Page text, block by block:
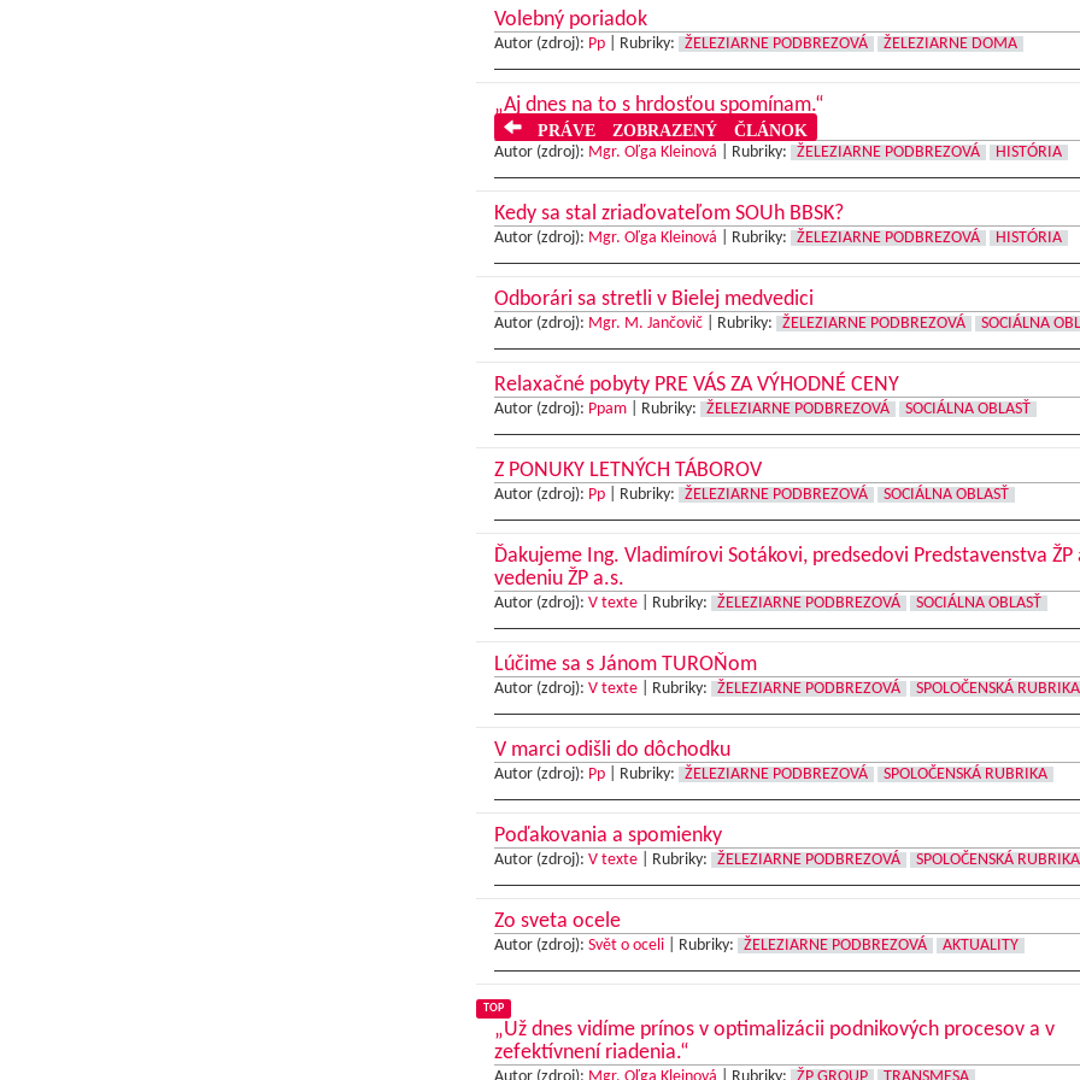
Volebný poriadok
Autor (zdroj): Pp| Rubriky: ŽELEZIARNE PODBREZOVÁ ŽELEZIARNE DOMA
„Aj dnes na to s hrdosťou spomínam.“
PRÁVE ZOBRAZENÝ ČLÁNOK
Autor (zdroj): Mgr. Oľga Kleinová Rubriky: ŽELEZIARNE PODBREZOVÁ HISTÓRIA
Kedy sa stal zriaďovateľom SOUh BBSK?
Autor (zdroj): Mgr. Oľga Kleinová Rubriky: ŽELEZIARNE PODBREZOVÁ HISTÓRIA
Odborári sa stretli v Bielej medvedici
Autor (zdroj): Mgr. M. Jančovič| Rubriky: ŽELEZIARNE PODBREZOVÁ SOCIÁLNA
Relaxačné pobyty PRE VÁS ZA VÝHODNÉ CENY
Autor (zdroj): Ppam| Rubriky: ŽELEZIARNE PODBREZOVÁ SOCIÁLNA OBLASŤ
Z PONUKY LETNÝCH TÁBOROV
Autor (zdroj): Pp| Rubriky: ŽELEZIARNE PODBREZOVÁ SOCIÁLNA OBLASŤ
Ďakujeme Ing. Vladimírovi Sotákovi, predsedovi Predstavenstva ŽP
vedeniu ŽP a.s.
Autor (zdroj): V texte| Rubriky: ŽELEZIARNE PODBREZOVÁ SOCIÁLNA OBLASŤ
Lúčime sa s Jánom TUROŇom
Autor (zdroj): V texte| Rubriky: ŽELEZIARNE PODBREZOVÁ SPOLOČENSKÁ RUBRIKA
V marci odišli do dôchodku
Autor (zdroj): Pp| Rubriky: ŽELEZIARNE PODBREZOVÁ SPOLOČENSKÁ RUBRIKA
Poďakovania a spomienky
Autor (zdroj): V texte| Rubriky: ŽELEZIARNE PODBREZOVÁ SPOLOČENSKÁ RUBRIKA
Zo sveta ocele
Autor (zdroj): Svět o oceli| Rubriky: ŽELEZIARNE PODBREZOVÁ AKTUALITY
TOP
„Už dnes vidíme prínos v optimalizácii podnikových procesov a v
zefektívnení riadenia.“